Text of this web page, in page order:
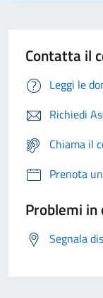
Contatta il
Leggi le
Richiedi
Chiama il
Prenota
Problemi
Segnala